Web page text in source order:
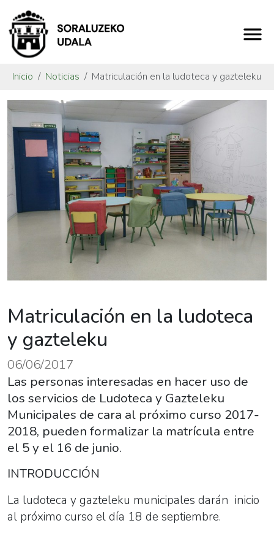
Inicio Noticias Matriculación en la ludoteca y gazteleku
Matriculación en la ludoteca
y gazteleku
06/06/2017
Las personas interesadas en hacer uso de
los servicios de Ludoteca y Gazteleku
Municipales de cara al próximo curso 2017-
2018, pueden formalizar la matrícula entre
el 5 y el 16 de junio.
INTRODUCCIÓN
La ludoteca y gazteleku municipales darán inicio
al próximo curso el día 18 de septiembre.